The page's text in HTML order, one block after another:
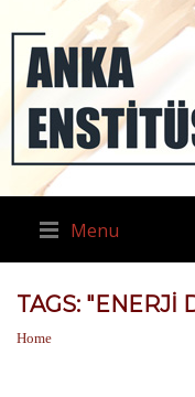
Menu
TAGS: "ENERJI
Home